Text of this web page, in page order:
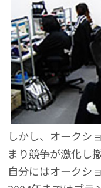
しかし、オークシ
まり競争が激化し
自分にはオークシ